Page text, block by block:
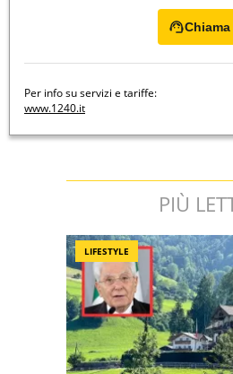
Chiama
Per info su servizi e tariffe:
www.1240.it
PIÙ
LIFESTYLE